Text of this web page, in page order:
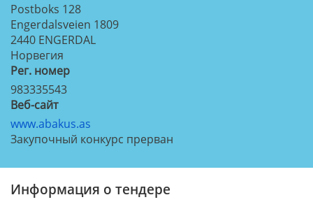
Postboks 128
Engerdalsveien 1809
2440 ENGERDAL
Норвегия
Рег. номер
983335543
Веб-сайт
www.abakus.as
Закупочный конкурс прерван
Информация о тендере